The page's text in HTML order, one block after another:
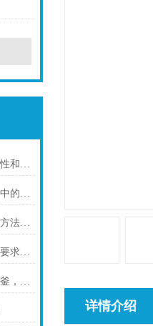
不锈钢反应釜具有较高的密封性和可靠性
不锈钢反应釜是用于工业生产中的设备
催化加氢不锈钢反应釜的制备方法及应用
催化加氢不锈钢反应釜的设计要求及结构分析
让我们来了解一下实验室反应釜，看你有没有不知道的！
详情介绍